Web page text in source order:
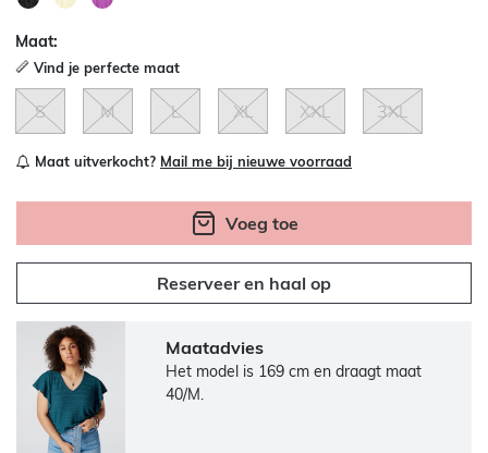
Maat:
Vind je perfecte maat
S M L XL XXL 3XL
Maat uitverkocht? Mail me bij nieuwe voorraad
Voeg toe
Reserveer en haal op
Maatadvies
Het model is 169 cm en draagt maat
40/M.